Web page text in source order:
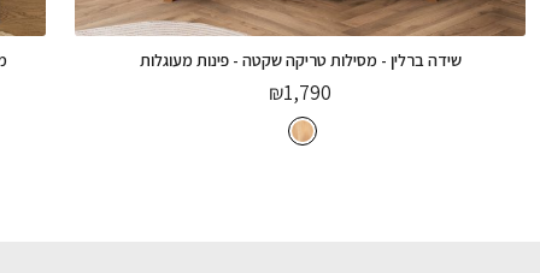
שידה ברלין - מסילות טריקה שקטה - פינות מעוגלות
₪1,790